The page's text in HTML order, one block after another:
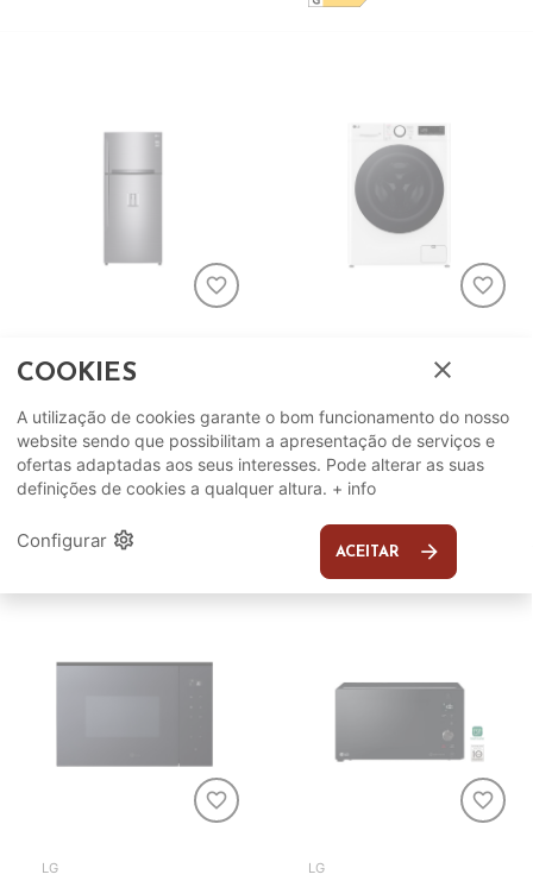
favorite_border
Frigorifico LG
GTF744PZPED
849,99€ ADICIONAR
favorite_border
LG F2WR5S9S0W
429,99€ ADICIONAR
favorite_border
LG
favorite_border
LG
COOKIES close
A utilização de cookies garante o bom funcionamento do nosso
website sendo que possibilitam a apresentação de serviços e
ofertas adaptadas aos seus interesses. Pode alterar as suas
definições de cookies a qualquer altura. + info
Configurar settings ACEITAR arrow_forward